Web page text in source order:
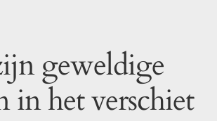
geweldige
in het verschiet